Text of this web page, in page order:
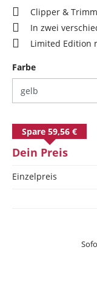
Clipper &
In zwei
Limited Edition
Farbeauswählen
Dein Preis
Einzelpreis
Spare 59,56 €